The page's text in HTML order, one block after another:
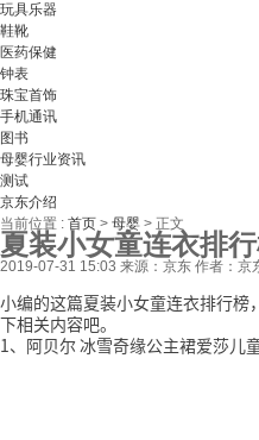
玩具乐器
鞋靴
医药保健
钟表
珠宝首饰
手机通讯
图书
母婴行业资讯
测试
京东介绍
当前位置 : 首页 > 母婴 > 正文
夏装小女童连衣排
2019-07-31 15:03 来源：京东 作者：京
小编的这篇夏装小女童连衣排行
下相关内容吧。
1、阿贝尔 冰雪奇缘公主裙爱莎儿